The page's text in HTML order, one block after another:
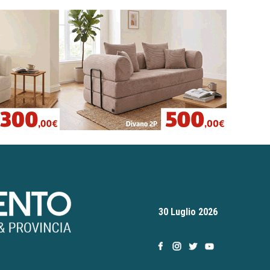
30 Luglio 2026